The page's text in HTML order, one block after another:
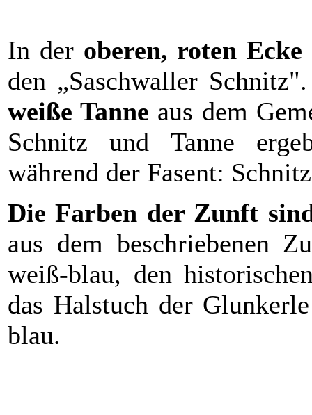
In der oberen, roten
den „Saschwaller
weiße Tanne aus dem
Schnitz und Tanne
während der Fasent:
Die Farben der Zunft
aus dem beschriebenen
weiß-blau, den
das Halstuch der
blau.